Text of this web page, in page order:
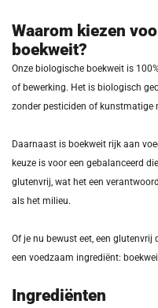
Waarom kiezen
boekweit?
Onze biologische boekweit is
of bewerking. Het is biologisch
zonder pesticiden of kunstmatige
Daarnaast is boekweit rijk aan
keuze is voor een gebalanceerd
glutenvrij, wat het een
als het milieu.
Of je nu bewust eet, een
een voedzaam ingrediënt:
Ingrediënten